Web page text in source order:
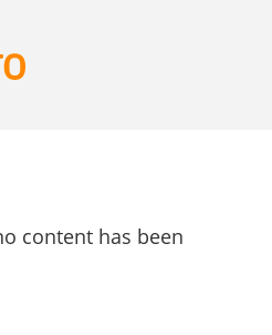
content has been